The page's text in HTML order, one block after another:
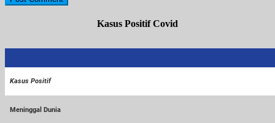
Kasus Positif Covid